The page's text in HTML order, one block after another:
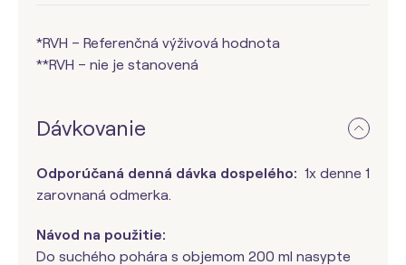
*RVH – Referenčná výživová hodnota
**RVH – nie je stanovená
Dávkovanie
Odporúčaná denná dávka dospelého: 1x denne 1
zarovnaná odmerka.
Návod na použitie:
Do suchého pohára s objemom 200 ml nasypte